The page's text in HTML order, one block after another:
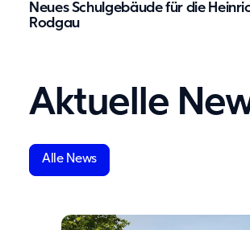
Neues Schulgebäude für die
Rodgau
Aktuelle
Alle News